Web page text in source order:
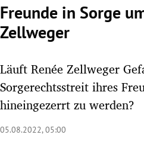
Untermenü
Untermenü
Freunde in Sorge
Zellweger
Läuft Renée Zellweger
Sorgerechtsstreit ihres
hineingezerrt zu werden?
05.08.2022, 05:00